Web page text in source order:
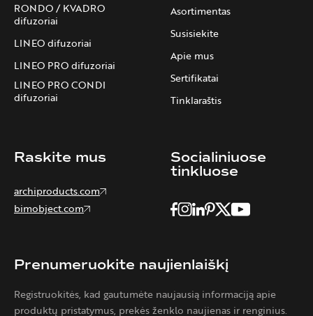
RONDO / KVADRO
difuzoriai
LINEO difuzoriai
LINEO PRO difuzoriai
LINEO PRO CONDI
difuzoriai
Asortimentas
Susisiekite
Apie mus
Sertifikatai
Tinklaraštis
Raskite mus
archiproducts.com
bimobject.com
Socialiniuose
tinkluose
Prenumeruokite naujienlaiškį
Registruokitės, kad gautumėte naujausią informaciją apie
produktų pristatymus, prekės ženklo naujienas ir renginius.